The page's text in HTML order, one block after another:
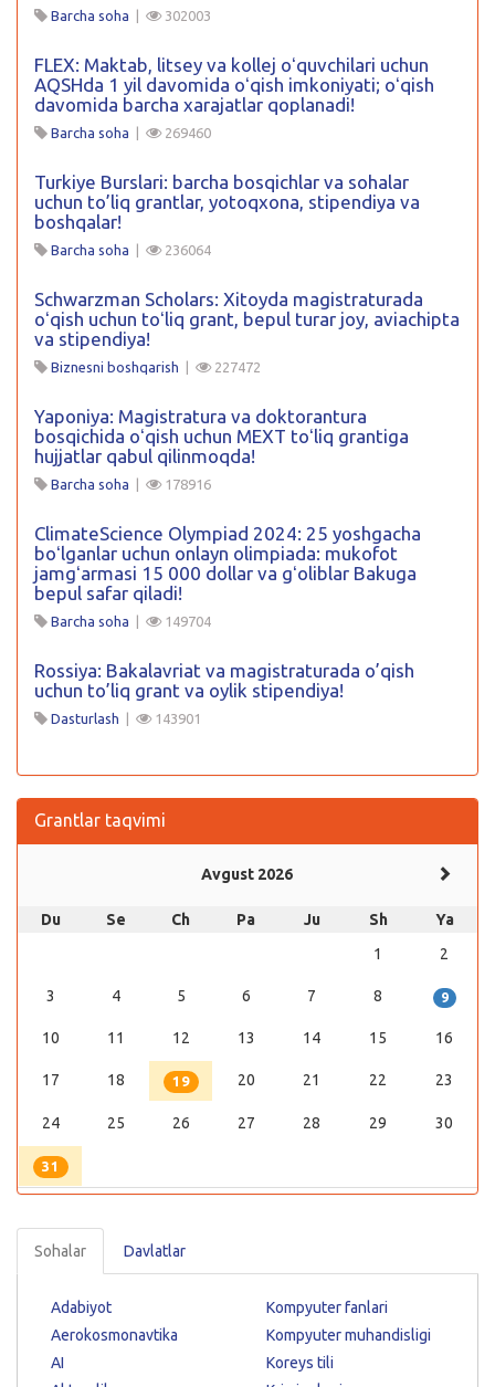
Barcha soha 302003
FLEX: Maktab, litsey va kollej oʻquvchilari uchun
AQSHda 1 yil davomida oʻqish imkoniyati; oʻqish
davomida barcha xarajatlar qoplanadi!
Barcha soha 269460
Turkiye Burslari: barcha bosqichlar va sohalar
uchun to’liq grantlar, yotoqxona, stipendiya va
boshqalar!
Barcha soha 236064
Schwarzman Scholars: Xitoyda magistraturada
oʻqish uchun toʻliq grant, bepul turar joy, aviachipta
va stipendiya!
Biznesni boshqarish 227472
Yaponiya: Magistratura va doktorantura
bosqichida oʻqish uchun MEXT toʻliq grantiga
hujjatlar qabul qilinmoqda!
Barcha soha 178916
ClimateScience Olympiad 2024: 25 yoshgacha
boʻlganlar uchun onlayn olimpiada: mukofot
jamgʻarmasi 15 000 dollar va gʻoliblar Bakuga
bepul safar qiladi!
Barcha soha 149704
Rossiya: Bakalavriat va magistraturada o’qish
uchun to’liq grant va oylik stipendiya!
Dasturlash 143901
Grantlar taqvimi
Avgust 2026
Du Se Ch Pa Ju Sh
Ya
1
2
3 4 5 6 7 8 9
10 11 12 13 14 15 16
17 18 19 20 21 22 23
24 25 26 27 28 29 30
31
Sohalar Davlatlar
Adabiyot
Aerokosmonavtika
AI
Kompyuter fanlari
Kompyuter muhandisligi
Koreys tili